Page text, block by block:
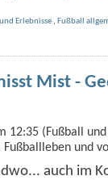
Erlebnisse , Fußball
Mist -
12:35 (Fußball
Fußballleben und
auch im